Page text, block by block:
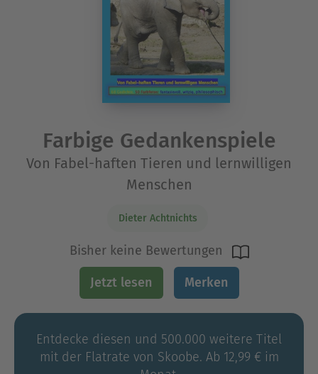
Farbige Gedankenspiele
Von Fabel-haften Tieren und lernwilligen
Menschen
Dieter Achtnichts
Bisher keine Bewertungen
Jetzt lesen Merken
Entdecke diesen und 500.000 weitere Titel
mit der Flatrate von Skoobe. Ab 12,99 € im